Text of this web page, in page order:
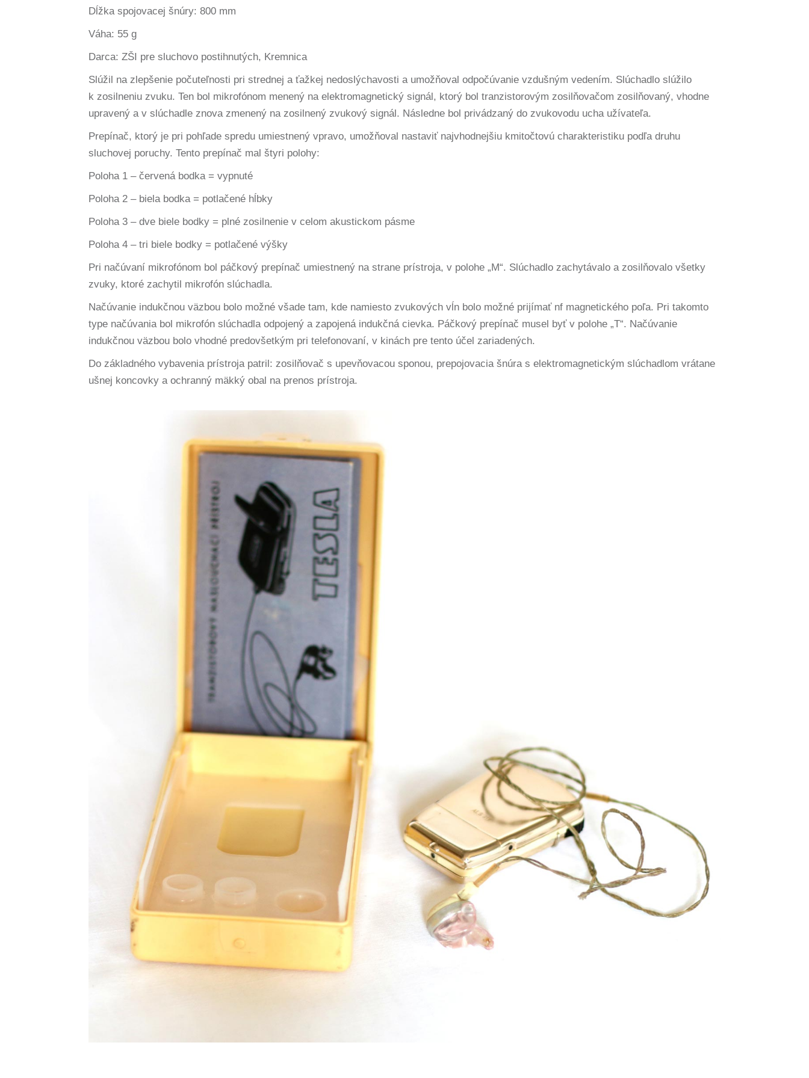
Dĺžka spojovacej šnúry: 800 mm
Váha: 55 g
Darca: ZŠI pre sluchovo postihnutých, Kremnica
Slúžil na zlepšenie počuteľnosti pri strednej a ťažkej nedoslýchavosti a umožňoval odpočúvanie vzdušným vedením. Slúchadlo slúžilo
k zosilneniu zvuku. Ten bol mikrofónom menený na elektromagnetický signál, ktorý bol tranzistorovým zosilňovačom zosilňovaný, vhodne
upravený a v slúchadle znova zmenený na zosilnený zvukový signál. Následne bol privádzaný do zvukovodu ucha užívateľa.
Prepínač, ktorý je pri pohľade spredu umiestnený vpravo, umožňoval nastaviť najvhodnejšiu kmitočtovú charakteristiku podľa druhu
sluchovej poruchy. Tento prepínač mal štyri polohy:
Poloha 1 – červená bodka = vypnuté
Poloha 2 – biela bodka = potlačené hĺbky
Poloha 3 – dve biele bodky = plné zosilnenie v celom akustickom pásme
Poloha 4 – tri biele bodky = potlačené výšky
Pri načúvaní mikrofónom bol páčkový prepínač umiestnený na strane prístroja, v polohe „M“. Slúchadlo zachytávalo a zosilňovalo všetky
zvuky, ktoré zachytil mikrofón slúchadla.
Načúvanie indukčnou väzbou bolo možné všade tam, kde namiesto zvukových vĺn bolo možné prijímať nf magnetického poľa. Pri takomto
type načúvania bol mikrofón slúchadla odpojený a zapojená indukčná cievka. Páčkový prepínač musel byť v polohe „T“. Načúvanie
indukčnou väzbou bolo vhodné predovšetkým pri telefonovaní, v kinách pre tento účel zariadených.
Do základného vybavenia prístroja patril: zosilňovač s upevňovacou sponou, prepojovacia šnúra s elektromagnetickým slúchadlom vrátane
ušnej koncovky a ochranný mäkký obal na prenos prístroja.